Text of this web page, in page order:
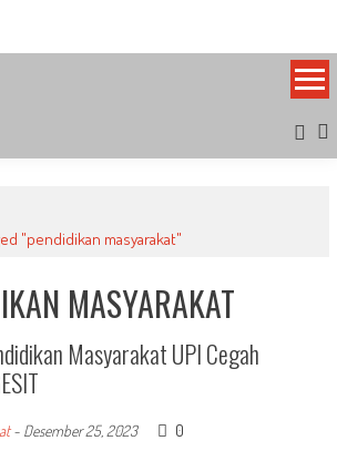
"pendidikan masyarakat"
MASYARAKAT
Masyarakat UPI Cegah
- Desember 25, 2023 0